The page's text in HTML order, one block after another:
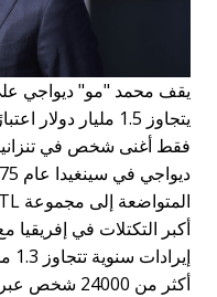
يقف محمد "مو" ديواجي على
فقط أغنى شخص في تنزانيا بل
أكثر من 24000